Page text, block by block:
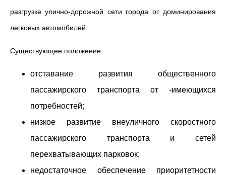
разгрузке улично-дорожной сети города от доминирования
легковых автомобилей.
Существующее положение:
отставание развития общественного
пассажирского транспорта от -имеющихся
потребностей;
низкое развитие внеуличного скоростного
пассажирского транспорта и сетей
перехватывающих парковок;
недостаточное обеспечение приоритетности